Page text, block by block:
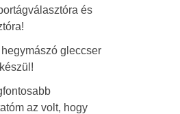
és
gleccser
az volt, hogy